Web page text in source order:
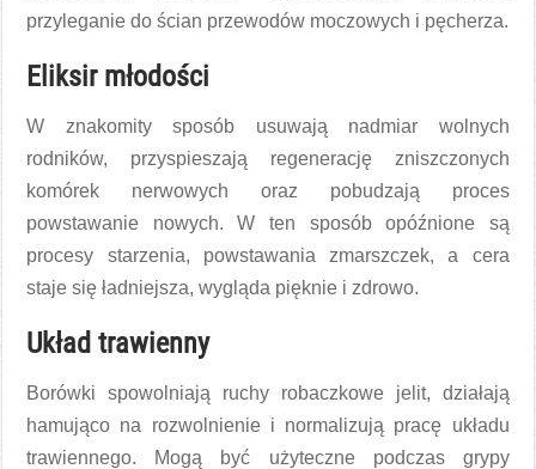
przyleganie do ścian przewodów moczowych i pęcherza.
Eliksir młodości
W znakomity sposób usuwają nadmiar wolnych
rodników, przyspieszają regenerację zniszczonych
komórek nerwowych oraz pobudzają proces
powstawanie nowych. W ten sposób opóźnione są
procesy starzenia, powstawania zmarszczek, a cera
staje się ładniejsza, wygląda pięknie i zdrowo.
Układ trawienny
Borówki spowolniają ruchy robaczkowe jelit, działają
hamująco na rozwolnienie i normalizują pracę układu
trawiennego. Mogą być użyteczne podczas grypy